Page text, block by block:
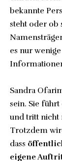
bekannte
steht oder ob
es nur
Sandra
sein. Sie
und tritt nicht
Trotzdem
dass
eigene